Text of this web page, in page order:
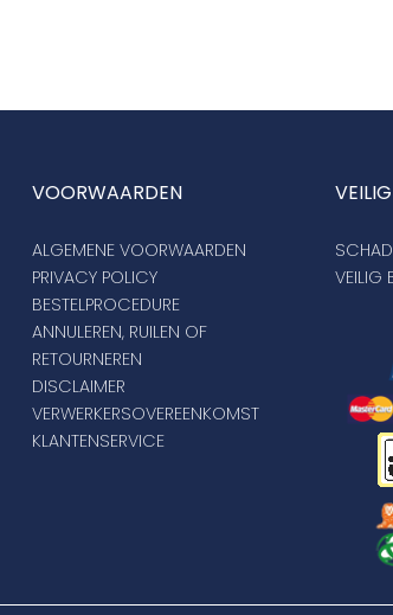
VOORWAARDEN
ALGEMENE VOORWAARDEN
PRIVACY POLICY
BESTELPROCEDURE
ANNULEREN, RUILEN OF
RETOURNEREN
DISCLAIMER
VERWERKERSOVEREENKOMST
KLANTENSERVICE
VEILIG